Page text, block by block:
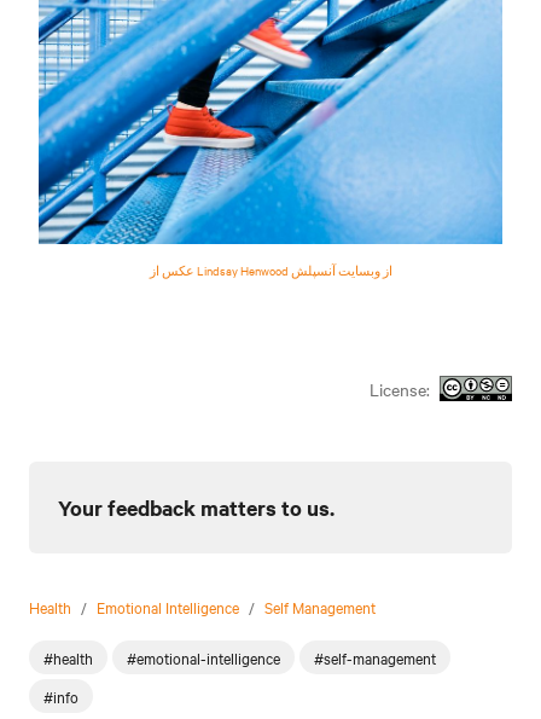
عکس از Lindsay Henwood از وبسایت آنسپلش
License:
Your feedback matters to us.
Health / Emotional Intelligence / Self Management
#health #emotional-intelligence
#self-management
#info